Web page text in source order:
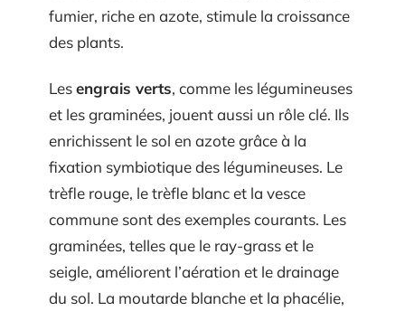
fumier, riche en azote, stimule la croissance
des plants.
Lesengrais verts, comme les légumineuses
et les graminées, jouent aussi un rôle clé. Ils
enrichissent le sol en azote grâce à la
fixation symbiotique des légumineuses. Le
trèfle rouge, le trèfle blanc et la vesce
commune sont des exemples courants. Les
graminées, telles que le ray-grass et le
seigle, améliorent l’aération et le drainage
du sol. La moutarde blanche et la phacélie,